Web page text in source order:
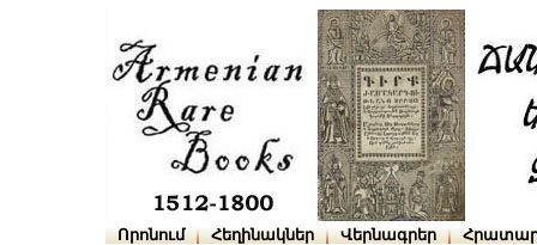
Որոնում Հեղինակներ Վերնագրեր